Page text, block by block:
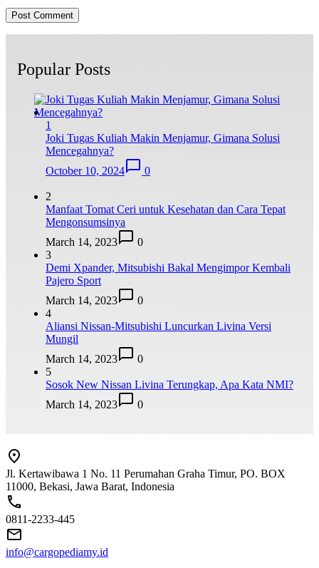
Popular Posts
1
Joki Tugas Kuliah Makin Menjamur, Gimana Solusi
Mencegahnya?
October 10, 2024
0
2
Manfaat Tomat Ceri untuk Kesehatan dan Cara Tepat
Mengonsumsinya
March 14, 2023
0
3
Demi Xpander, Mitsubishi Bakal Mengimpor Kembali
Pajero Sport
March 14, 2023
0
4
Aliansi Nissan-Mitsubishi Luncurkan Livina Versi
Mungil
March 14, 2023
0
5
Sosok New Nissan Livina Terungkap, Apa Kata NMI?
March 14, 2023
0
Jl. Kertawibawa 1 No. 11 Perumahan Graha Timur, PO. BOX
11000, Bekasi, Jawa Barat, Indonesia
0811-2233-445
info@cargopediamy.id